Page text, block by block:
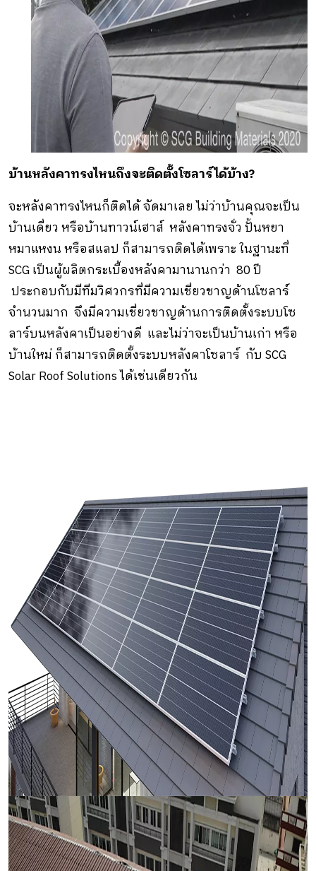
บ้านหลังคาทรงไหนถึงจะติดตั้งโซลาร์ได้บ้าง?
จะหลังคาทรงไหนก็ติดได้ จัดมาเลย ไม่ว่าบ้านคุณจะเป็น
บ้านเดี่ยว หรือบ้านทาวน์เฮาส์ หลังคาทรงจั่ว ปั้นหยา
หมาแหงน หรือสแลป ก็สามารถติดได้เพราะ ในฐานะที่
SCG เป็นผู้ผลิตกระเบื้องหลังคามานานกว่า 80 ปี
ประกอบกับมีทีมวิศวกรที่มีความเชี่ยวชาญด้านโซลาร์
จำนวนมาก จึงมีความเชี่ยวชาญด้านการติดตั้งระบบโซ
ลาร์บนหลังคาเป็นอย่างดี และไม่ว่าจะเป็นบ้านเก่า หรือ
บ้านใหม่ ก็สามารถติดตั้งระบบหลังคาโซลาร์ กับ SCG
Solar Roof Solutions ได้เช่นเดียวกัน